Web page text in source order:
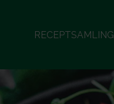
RECEPTSAMLING